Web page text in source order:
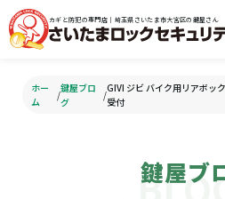
カギと防犯の専門店｜埼玉県さいたま市大宮区の鍵屋さん
ホー
ム
/
鍵屋ブロ
グ
/
GIVI ジビ バイク用リアボッ
受付
鍵屋ブ